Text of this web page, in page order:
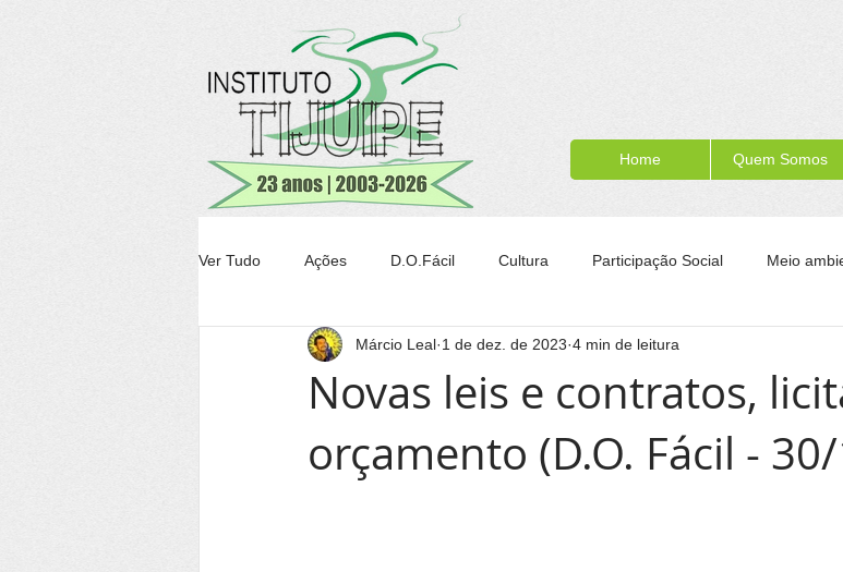
Home Quem Somos
Ver Tudo Ações D.O.Fácil Cultura Participação Social Meio
Agricultura Transparência Tijuípe Formação para a cidadania
Novas leis e contratos,
orçamento (D.O. Fácil -
Márcio Leal 1 de dez. de 2023 4 min de leitura